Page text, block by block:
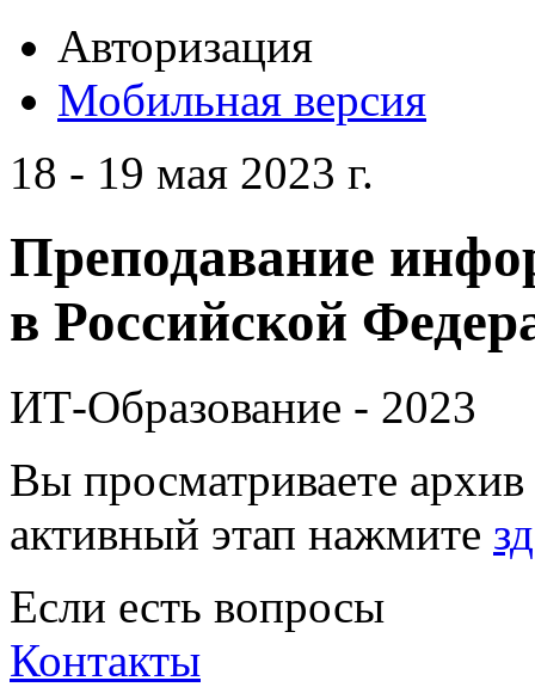
Авторизация
Мобильная версия
18 - 19 мая 2023 г.
Преподавание
в Российской
ИТ-Образование - 2023
Вы просматриваете
активный этап нажмите
Если есть вопросы
Контакты